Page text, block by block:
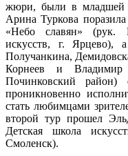
жюри, были в младшей
Арина Туркова
«Небо славян» (рук.
искусств, г. Ярцево),
Получанкина,
Корнеев и
Починковский район)
проникновенно
стать любимцами
второй тур прошел
Детская школа
Смоленск).